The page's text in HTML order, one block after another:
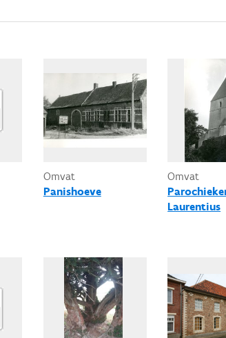
Omvat
Panishoeve
Omvat
Laurentius